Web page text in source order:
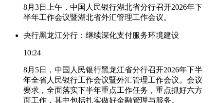
8月3日上午，中国人民银行湖北省分行召开2026年下
半年工作会议暨湖北省外汇管理工作会议。
央行黑龙江分行：继续深化支付服务环境建设
10:24
8月5日，中国人民银行黑龙江省分行召开2026年下半
年全省人民银行工作会议暨外汇管理工作会议。会议
要求，全面落实下半年重点工作任务，重点抓好六方
面工作，其中包括扎实做好金融管理与服务。